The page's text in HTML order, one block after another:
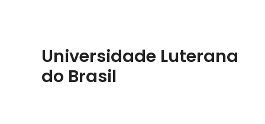
Universidade Luterana
do Brasil